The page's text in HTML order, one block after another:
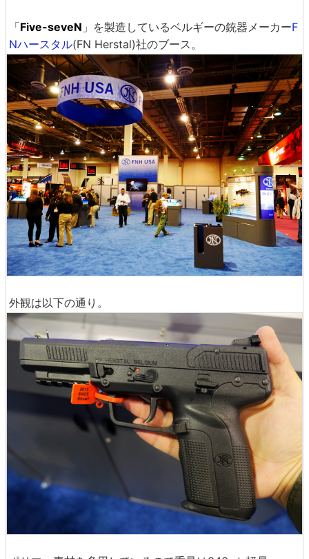
「Five-seveN 」を製造しているベルギーの銃器メーカーF
Nハースタル(FN Herstal)社のブース。
外観は以下の通り。